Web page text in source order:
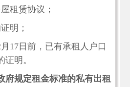
租赁协议；
明；
月17日前，已有承租人户口
明。
府规定租金标准的私有出租